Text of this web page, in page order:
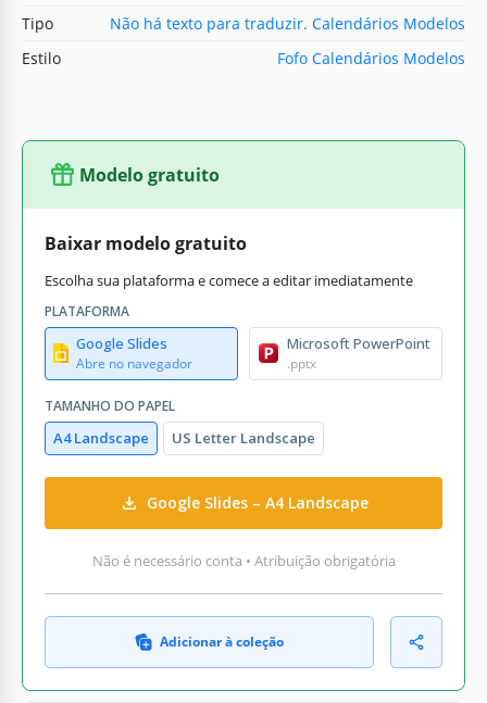
Tipo
Não há texto para traduzir. Calendários Modelos
Estilo
Fofo Calendários Modelos
Modelo gratuito
Baixar modelo gratuito
Escolha sua plataforma e comece a editar imediatamente
PLATAFORMA
Google Slides
Abre no navegador
Microsoft PowerPoint
.pptx
TAMANHO DO PAPEL
A4 Landscape US Letter Landscape
Google Slides – A4 Landscape
Não é necessário conta • Atribuição obrigatória
Adicionar à coleção